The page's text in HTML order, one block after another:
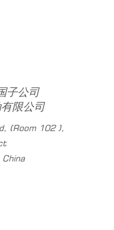
子公司
限公司
(Room 102 ),